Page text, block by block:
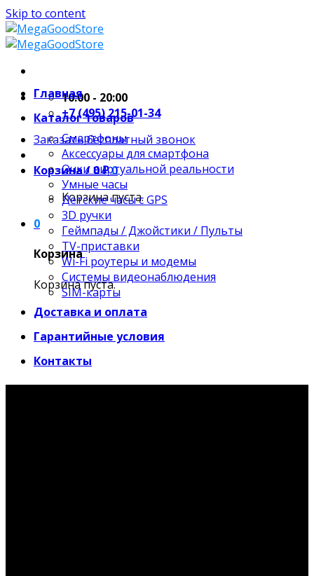
Skip to content
10:00 - 20:00
+7 (495) 215-01-34
Заказать бесплатный звонок
Корзина /0₽0
Корзина пуста.
0
Корзина
Корзина пуста.
Главная
Каталог товаров
Смартфоны
Аксессуары для смартфона
Очки виртуальной реальности
Умные часы
Детские часы с GPS
3D ручки
Геймпады / Джойстики / Пульты
TV-приставки
Wi-Fi роутеры и модемы
Системы видеонаблюдения
SIM-карты
Доставка и оплата
Гарантийные условия
Контакты